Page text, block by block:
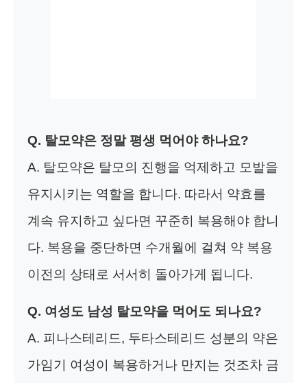
Q. 탈모약은 정말 평생 먹어야 하나요?
A. 탈모약은 탈모의 진행을 억제하고 모발을
유지시키는 역할을 합니다. 따라서 약효를
계속 유지하고 싶다면 꾸준히 복용해야 합니
다. 복용을 중단하면 수개월에 걸쳐 약 복용
이전의 상태로 서서히 돌아가게 됩니다.
Q. 여성도 남성 탈모약을 먹어도 되나요?
A. 피나스테리드, 두타스테리드 성분의 약은
가임기 여성이 복용하거나 만지는 것조차 금